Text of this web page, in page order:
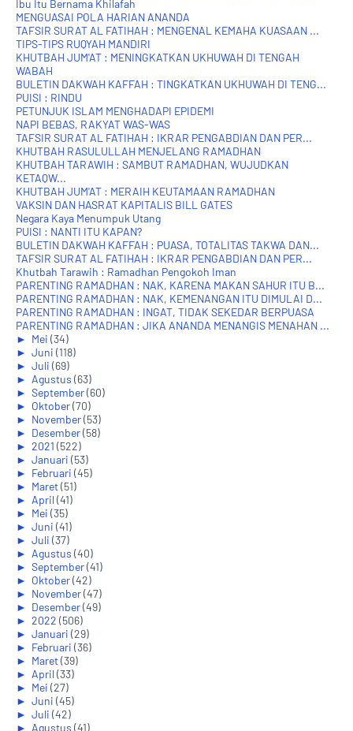
Ibu Itu Bernama Khilafah
MENGUASAI POLA HARIAN ANANDA
TAFSIR SURAT AL FATIHAH : MENGENAL KEMAHA KUASAAN ...
TIPS-TIPS RUQYAH MANDIRI
KHUTBAH JUM'AT : MENINGKATKAN UKHUWAH DI TENGAH
WABAH
BULETIN DAKWAH KAFFAH : TINGKATKAN UKHUWAH DI TENG...
PUISI : RINDU
PETUNJUK ISLAM MENGHADAPI EPIDEMI
NAPI BEBAS, RAKYAT WAS-WAS
TAFSIR SURAT AL FATIHAH : IKRAR PENGABDIAN DAN PER...
KHUTBAH RASULULLAH MENJELANG RAMADHAN
KHUTBAH TARAWIH : SAMBUT RAMADHAN, WUJUDKAN
KETAQW...
KHUTBAH JUM'AT : MERAIH KEUTAMAAN RAMADHAN
VAKSIN DAN HASRAT KAPITALIS BILL GATES
Negara Kaya Menumpuk Utang
PUISI : NANTI ITU KAPAN?
BULETIN DAKWAH KAFFAH : PUASA, TOTALITAS TAKWA DAN...
TAFSIR SURAT AL FATIHAH : IKRAR PENGABDIAN DAN PER...
Khutbah Tarawih : Ramadhan Pengokoh Iman
PARENTING RAMADHAN : NAK, KARENA MAKAN SAHUR ITU B...
PARENTING RAMADHAN : NAK, KEMENANGAN ITU DIMULAI D...
PARENTING RAMADHAN : INGAT, TIDAK SEKEDAR BERPUASA
PARENTING RAMADHAN : JIKA ANANDA MENANGIS MENAHAN ...
► Mei (34)
► Juni (118)
► Juli (69)
► Agustus (63)
► September(60)
► Oktober(70)
► November(53)
► Desember(58)
► 2021 (522)
► Januari (53)
► Februari (45)
► Maret(51)
► April(41)
► Mei (35)
► Juni (41)
► Juli (37)
► Agustus (40)
► September(41)
► Oktober(42)
► November(47)
► Desember(49)
► 2022 (506)
► Januari (29)
► Februari (36)
► Maret(39)
► April(33)
► Mei (27)
► Juni (45)
► Juli (42)
► Agustus (41)